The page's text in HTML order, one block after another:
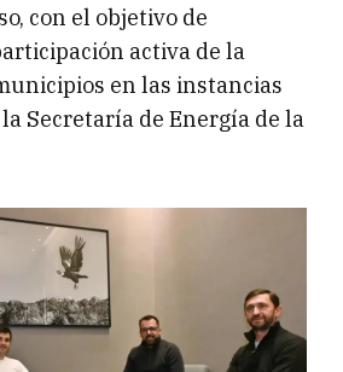
con el objetivo de
activa de la
en las instancias
Secretaría de Energía de la